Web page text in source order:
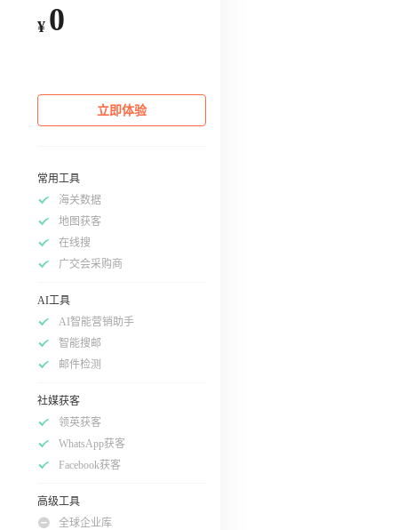
¥ 0
立即体验
常用工具
海关数据
地图获客
在线搜
广交会采购商
AI工具
AI智能营销助手
智能搜邮
邮件检测
社媒获客
领英获客
WhatsApp获客
Facebook获客
高级工具
全球企业库